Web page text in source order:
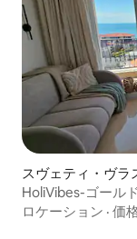
スヴェティ・ヴラ
HoliVibes-ゴールド
ロケーション · 価